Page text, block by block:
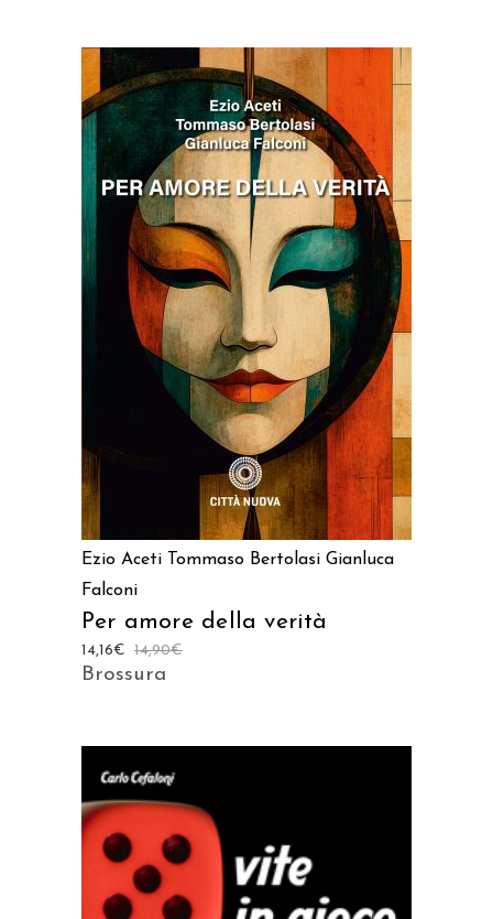
AGGIUNGI AL CARRELLO
Ezio Aceti Tommaso Bertolasi Gianluca
Falconi
Per amore della verità
14,90€
14,16€
Brossura